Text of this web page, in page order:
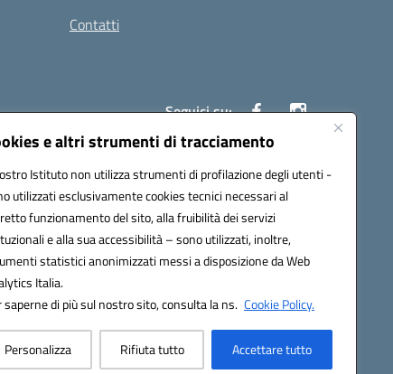
e altri strumenti di tracciamento
Istituto non utilizza strumenti di profilazione degli utenti -
utilizzati esclusivamente cookies tecnici necessari al
funzionamento del sito, alla fruibilità dei servizi
e alla sua accessibilità – sono utilizzati, inoltre,
statistici anonimizzati messi a disposizione da Web
Italia.
saperne di più sul nostro sito, consulta la ns. Cookie Policy.
Personalizza Rifiuta tutto Accettare tutto
Contatti
Seguici su: